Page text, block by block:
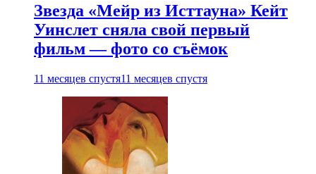
Звезда «Мейр из Исттауна» Кейт
Уинслет сняла свой первый
фильм — фото со съёмок
11 месяцев спустя11 месяцев спустя